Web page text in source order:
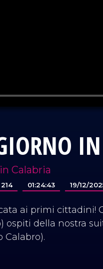
Calabria
01:24:43 19/12/
ai primi cittadini!
ospiti della nostra
Calabro).